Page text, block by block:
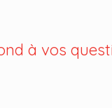
à vos